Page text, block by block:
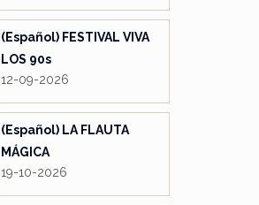
(Español) FESTIVAL VIVA
LOS 90s
12-09-2026
(Español) LA FLAUTA
MÁGICA
19-10-2026